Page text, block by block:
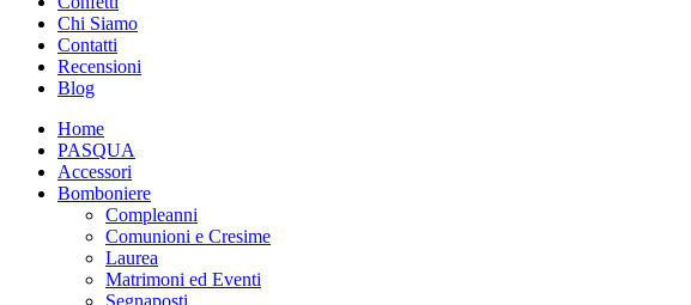
Chi Siamo
Contatti
Recensioni
Blog
Home
PASQUA
Accessori
Bomboniere
Compleanni
Comunioni e Cresime
Laurea
Matrimoni ed Eventi
Segnaposti